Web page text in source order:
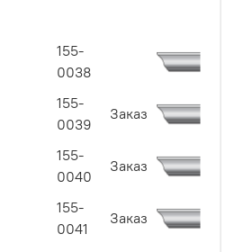
155-
0038
155-
0039
Заказ
155-
0040
Заказ
155-
0041
Заказ